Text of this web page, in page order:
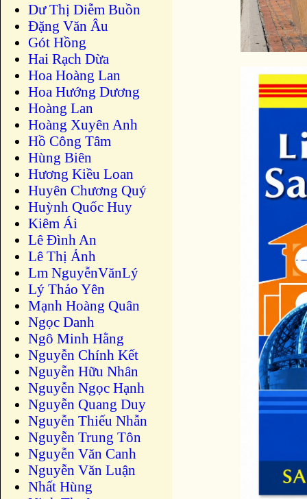
Dư Thị Diễm Buồn
Ðặng Văn Âu
Gót Hồng
Hai Rạch Dừa
Hoa Hoàng Lan
Hoa Hướng Dương
Hoàng Lan
Hoàng Xuyên Anh
Hồ Công Tâm
Hùng Biên
Hương Kiều Loan
Huyên Chương Quý
Huỳnh Quốc Huy
Kiêm Ái
Lê Đình An
Lê Thị Ảnh
Lm NguyễnVănLý
Lý Thảo Yên
Mạnh Hoàng Quân
Ngọc Danh
Ngô Minh Hằng
Nguyễn Chính Kết
Nguyễn Hữu Nhân
Nguyễn Ngọc Hạnh
Nguyễn Quang Duy
Nguyễn Thiếu Nhẫn
Nguyễn Trung Tôn
Nguyễn Văn Canh
Nguyễn Văn Luận
Nhất Hùng